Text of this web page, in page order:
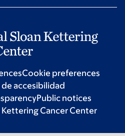
Cookie preferences
accesibilidad
Public notices
Cancer Center